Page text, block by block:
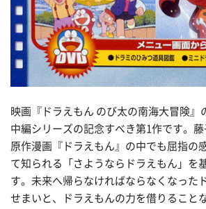
映画『ドラえもん のび太の南海大冒険』
中編シリーズの記念すべき第1作です。
原作漫画『ドラえもん』の中でも屈指の
て知られる「さようならドラえもん」を
す。未来へ帰らなければならなくなった
せまいと、ドラえもんの力を借りること